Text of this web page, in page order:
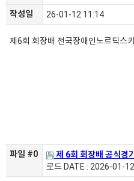
작성일
26-01-12 11:14
제6회 회장배 전국장애인노르딕스
파일 #0 제 6회 회장배 공식경
로드 DATE : 2026-01-